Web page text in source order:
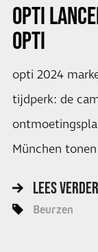
OPTI
OPTI
opti 2024
tijdperk: de
München
LEES VERDER
Beurzen